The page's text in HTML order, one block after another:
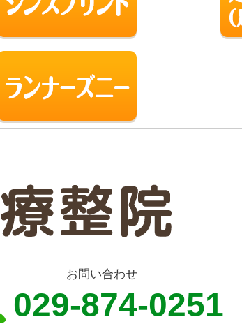
お問い合わせ
029-874-0251